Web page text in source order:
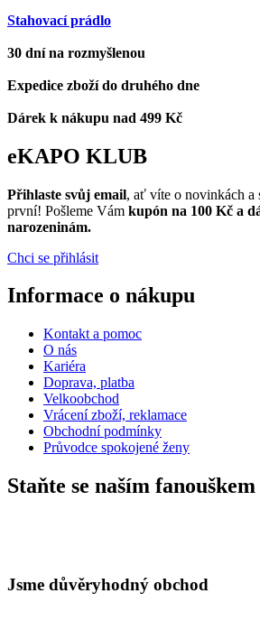
Stahovací prádlo
30 dní na rozmyšlenou
Expedice zboží do druhého dne
Dárek k nákupu nad 499 Kč
eKAPO KLUB
Přihlaste svůj email, ať víte o novinkách a
první! Pošleme Vám kupón na 100 Kč a
narozeninám.
Chci se přihlásit
Informace o nákupu
Kontakt a pomoc
O nás
Kariéra
Doprava, platba
Velkoobchod
Vrácení zboží, reklamace
Obchodní podmínky
Průvodce spokojené ženy
Staňte se naším fanouškem
Jsme důvěryhodný obchod